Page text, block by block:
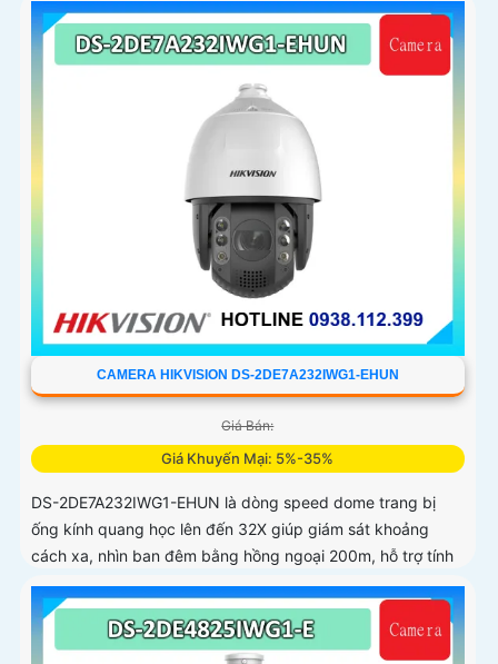
CAMERA HIKVISION DS-2DE7A232IWG1-EHUN
Giá Bán:
Giá Khuyến Mại: 5%-35%
DS-2DE7A232IWG1-EHUN là dòng speed dome trang bị
ống kính quang học lên đến 32X giúp giám sát khoảng
cách xa, nhìn ban đêm bằng hồng ngoại 200m, hỗ trợ tính
năng AcuSense nâng cao hiệu quả giám sát an ninh, có tốc
độ lấy nét cao nhờ công nghệ Self-learning